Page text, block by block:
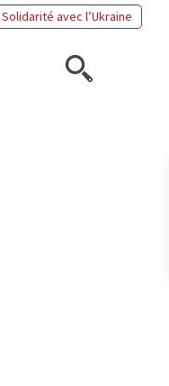
Solidarité avec l’Ukraine